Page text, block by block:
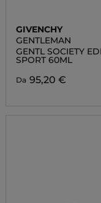
GIVENCHY
GENTLEMAN
GENTL SOCIETY
SPORT 60ML
Da 95,20 €